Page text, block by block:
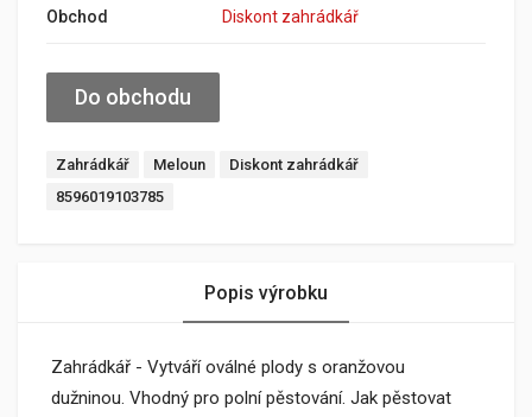
Obchod
Diskont zahrádkář
Do obchodu
Zahrádkář Meloun
Diskont zahrádkář
8596019103785
Popis výrobku
Zahrádkář - Vytváří oválné plody s oranžovou
dužninou. Vhodný pro polní pěstování. Jak pěstovat